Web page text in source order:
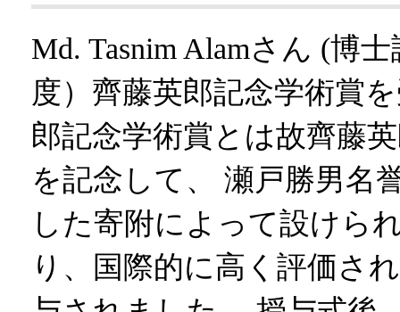
Md. Tasnim Alamさん (博
度）齊藤英郎記念学術賞
郎記念学術賞とは故齊藤
を記念して、 瀬戸勝男名
した寄附によって設けら
り、国際的に高く評価さ